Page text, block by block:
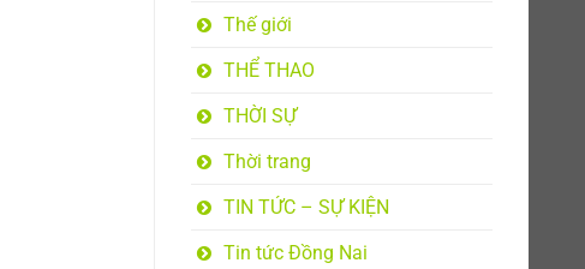
Thế giới
THỂ THAO
THỜI SỰ
Thời trang
TIN TỨC – SỰ KIỆN
Tin tức Đồng Nai